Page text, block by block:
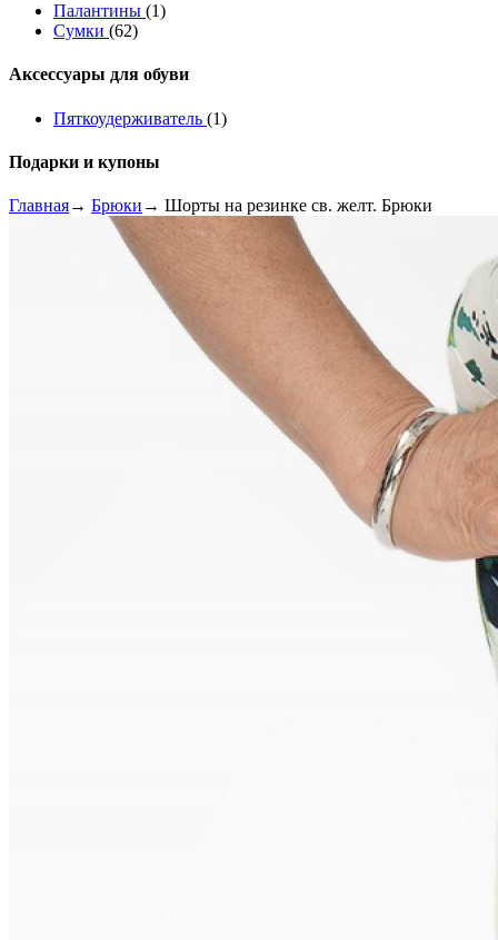
Палантины (1)
Сумки (62)
Аксессуары для обуви
Пяткоудерживатель (1)
Подарки и купоны
Главная→ Брюки → Шорты на резинке св. желт. Брюки